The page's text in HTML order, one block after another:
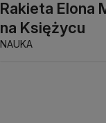
Rakieta Elona
na Księżycu
NAUKA